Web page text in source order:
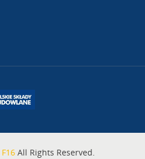
F16 All Rights Reserved.